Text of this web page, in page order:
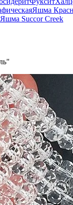
Яшма
Яшма Succor Creek